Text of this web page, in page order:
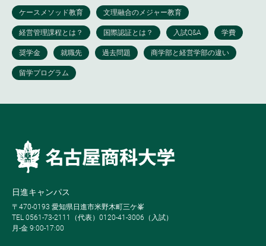
日進キャンパス
〒470-0193 愛知県日進市米野木町三ケ峯
TEL 0561-73-2111（代表）0120-41-3006（入試）
月-金 9:00-17:00